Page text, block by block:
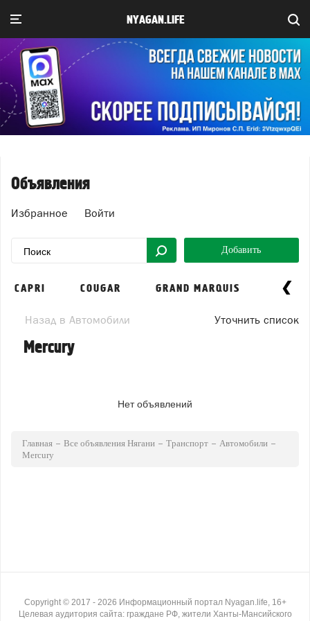
NYAGAN.LIFE
Объявления
Избранное Войти
Добавить
CAPRI COUGAR GRAND MARQUIS
Назад в Автомобили Уточнить список
Mercury
Нет объявлений
Главная Все объявления Нягани Транспорт
Автомобили
Mercury
Copyright © 2017 - 2026 Информационный портал Nyagan.life, 16+
Целевая аудитория сайта: граждане РФ, жители Ханты-Мансийского